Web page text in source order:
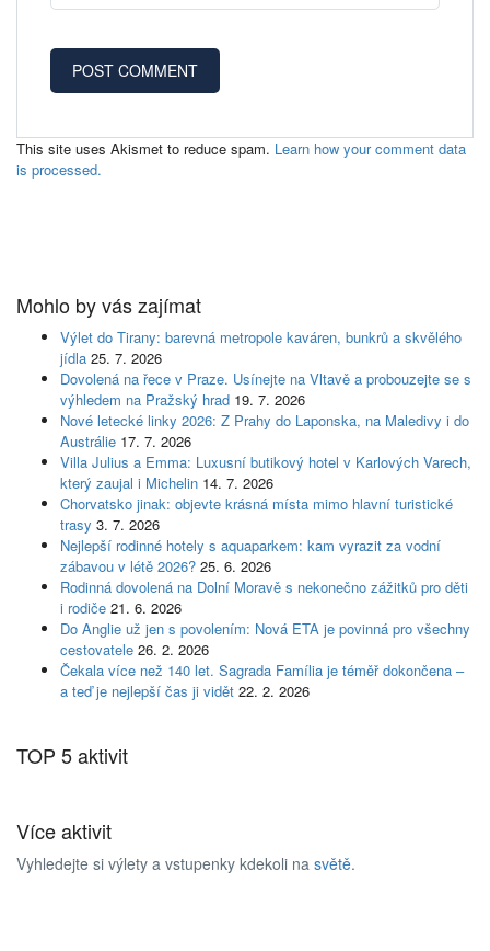
This site uses Akismet to reduce spam. Learn how your comment data
is processed.
Mohlo by vás zajímat
Výlet do Tirany: barevná metropole kaváren, bunkrů a skvělého
jídla 25. 7. 2026
Dovolená na řece v Praze. Usínejte na Vltavě a probouzejte se s
výhledem na Pražský hrad 19. 7. 2026
Nové letecké linky 2026: Z Prahy do Laponska, na Maledivy i do
Austrálie 17. 7. 2026
Villa Julius a Emma: Luxusní butikový hotel v Karlových Varech,
který zaujal i Michelin 14. 7. 2026
Chorvatsko jinak: objevte krásná místa mimo hlavní turistické
trasy 3. 7. 2026
Nejlepší rodinné hotely s aquaparkem: kam vyrazit za vodní
zábavou v létě 2026? 25. 6. 2026
Rodinná dovolená na Dolní Moravě s nekonečno zážitků pro děti
i rodiče 21. 6. 2026
Do Anglie už jen s povolením: Nová ETA je povinná pro všechny
cestovatele 26. 2. 2026
Čekala více než 140 let. Sagrada Família je téměř dokončena –
a teď je nejlepší čas ji vidět 22. 2. 2026
TOP 5 aktivit
Více aktivit
Vyhledejte si výlety a vstupenky kdekoli na světě.